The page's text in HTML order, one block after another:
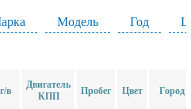
Модель Год
г/в
Двигатель
КПП
Пробег Цвет Город